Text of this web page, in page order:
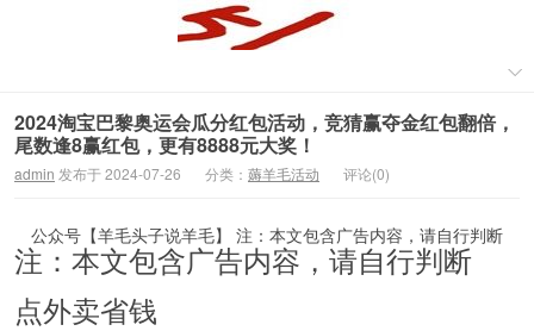
2024淘宝巴黎奥运会瓜分红包活动，竞猜赢夺金红包翻倍，
尾数逢8赢红包，更有8888元大奖！
admin 发布于 2024-07-26 分类： 薅羊毛活动 评论(0)
公众号【羊毛头子说羊毛】 注：本文包含广告内容，请自行判断
注：本文包含广告内容，请自行判断
点外卖省钱